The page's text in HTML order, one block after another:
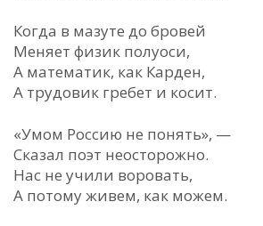
Когда в мазуте до бровей
Меняет физик полуоси,
А математик, как Карден,
А трудовик гребет и косит.
«Умом Россию не понять», —
Сказал поэт неосторожно.
Нас не учили воровать,
А потому живем, как можем.